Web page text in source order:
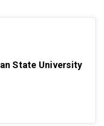
State University